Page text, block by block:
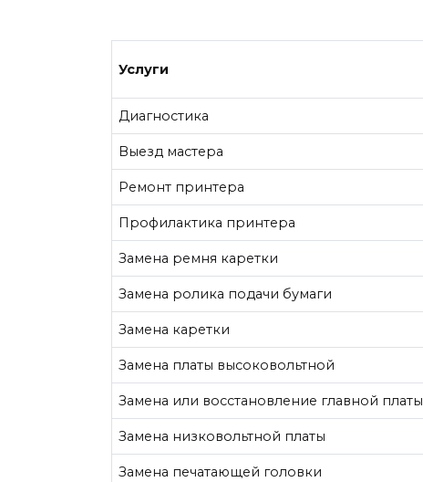
Услуги
Диагностика
Выезд мастера
Ремонт принтера
Профилактика принтера
Замена ремня каретки
Замена ролика подачи бумаги
Замена каретки
Замена платы высоковольтной
Замена или восстановление главной платы
Замена низковольтной платы
Замена печатающей головки